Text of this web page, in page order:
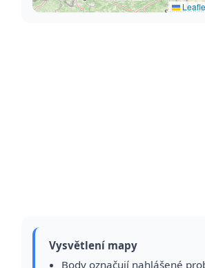
Vysvětlení mapy
Body označují nahlášené